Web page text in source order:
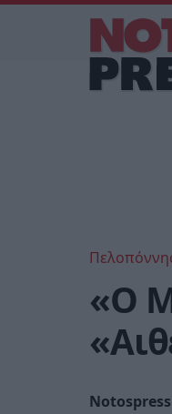
«Ο
Notospress